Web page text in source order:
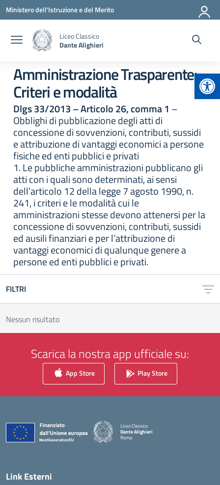
Vai ai contenuti
Vai al menu di navigazione
Vai al footer
Ministero dell'Istruzione e del Merito
Liceo Classico
Dante Alighieri
Amministrazione Trasparente:
Criteri e modalità
Dlgs 33/2013 – Articolo 26, comma 1 –
Obblighi di pubblicazione degli atti di
concessione di sovvenzioni, contributi, sussidi
e attribuzione di vantaggi economici a persone
fisiche ed enti pubblici e privati
1. Le pubbliche amministrazioni pubblicano gli
atti con i quali sono determinati, ai sensi
dell’articolo 12 della legge 7 agosto 1990, n.
241, i criteri e le modalità cui le
amministrazioni stesse devono attenersi per la
concessione di sovvenzioni, contributi, sussidi
ed ausili finanziari e per l’attribuzione di
vantaggi economici di qualunque genere a
persone ed enti pubblici e privati.
FILTRI
Nessun risultato
Scarica la nostra app ufficiale su:
App Store Play Store
Liceo Classico
Dante Alighieri
Roma
Link Esterni